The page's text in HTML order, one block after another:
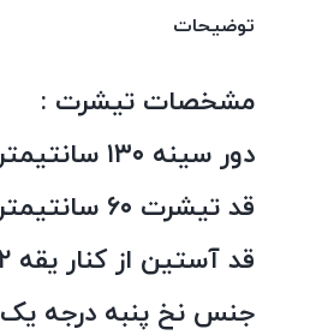
توضیحات
مشخصات تیشرت :
دور سینه ۱۳۰ سانتیمتر
قد تیشرت ۶۰ سانتیمتر
قد آستین از کنار یقه ۴۲ سانتی متر
جنس نخ پنبه درجه یک